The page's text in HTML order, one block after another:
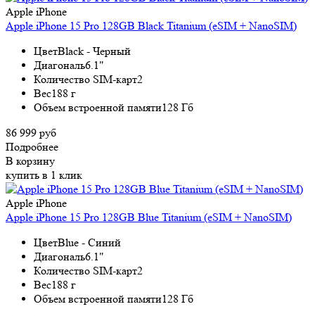
Apple iPhone
Apple iPhone 15 Pro 128GB Black Titanium (eSIM + NanoSIM)
ЦветBlack - Черный
Диагональ6.1"
Количество SIM-карт2
Вес188 г
Объем встроенной памяти128 Гб
86 999 руб
Подробнее
В корзину
купить в 1 клик
Apple iPhone
Apple iPhone 15 Pro 128GB Blue Titanium (eSIM + NanoSIM)
ЦветBlue - Синий
Диагональ6.1"
Количество SIM-карт2
Вес188 г
Объем встроенной памяти128 Гб